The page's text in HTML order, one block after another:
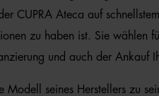
CUPRA Ateca auf
zu haben ist. Sie wählen
und auch der Ankauf
Modell seines Herstellers zu